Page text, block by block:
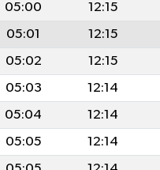
05:00 12:15
05:01 12:15
05:02 12:15
05:03 12:14
05:04 12:14
05:05 12:14